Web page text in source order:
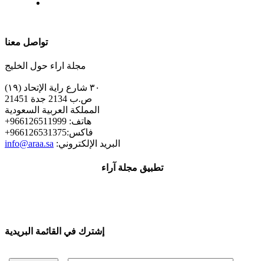
تواصل معنا
مجلة اراء حول الخليج
٣٠ شارع راية الإتحاد (١٩)
ص.ب 2134 جدة 21451
المملكة العربية السعودية
+هاتف: 966126511999
+فاكس:966126531375
info@araa.sa :البريد الإلكتروني
تطبيق مجلة آراء
إشترك في القائمة البريدية